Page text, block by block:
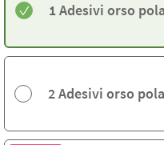
1 Adesivi orso
2 Adesivi orso